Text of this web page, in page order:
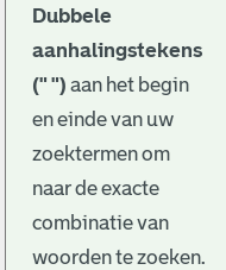
Dubbele
aanhalingstekens
(" ") aan het begin
en einde van uw
zoektermen om
naar de exacte
combinatie van
woorden te zoeken.